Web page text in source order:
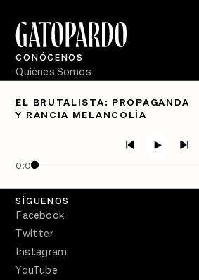
EL BRUTALISTA: PROPAGANDA
Y RANCIA MELANCOLÍA
0:00
CONÓCENOS
Quiénes Somos
PÓDCASTS
Crecer en Distopía
SÍGUENOS
Facebook
Twitter
Instagram
YouTube